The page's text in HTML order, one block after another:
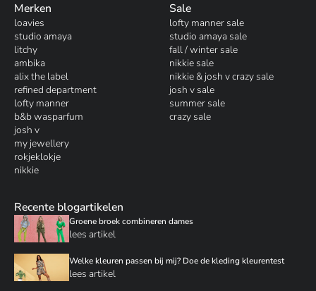
Merken
loavies
studio amaya
litchy
ambika
alix the label
refined department
lofty manner
b&b wasparfum
josh v
my jewellery
rokjeklokje
nikkie
Sale
lofty manner sale
studio amaya sale
fall / winter sale
nikkie sale
nikkie & josh v crazy sale
josh v sale
summer sale
crazy sale
Recente blogartikelen
Groene broek combineren dames
lees artikel
Welke kleuren passen bij mij? Doe de kleding kleurentest
lees artikel